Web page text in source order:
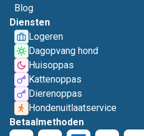
Blog
Diensten
Logeren
Dagopvang hond
Huisoppas
Kattenoppas
Dierenoppas
Hondenuitlaatservice
Betaalmethoden